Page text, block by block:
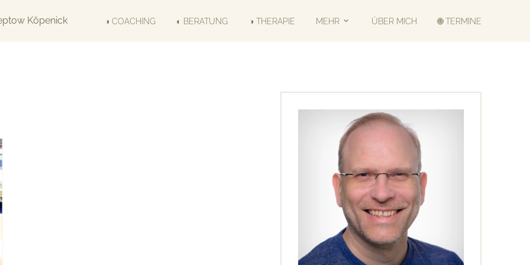
◑ COACHING ◐ BERATUNG ◑ THERAPIE MEHR ÜBER MICH 🌐 TERMINE